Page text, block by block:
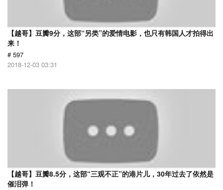
【越哥】豆瓣9分，这部“另类”的爱情电影，也只有韩国人才拍得出
来！
# 597
2018-12-03 03:31
【越哥】豆瓣8.5分，这部“三观不正”的港片儿，30年过去了依然是
催泪弹！